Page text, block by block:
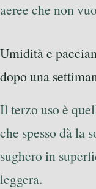
aeree che non
Umidità e
dopo una
Il terzo uso è
che spesso dà la
sughero in
leggera.